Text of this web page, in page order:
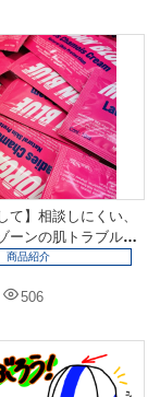
て】相談しにくい、
ーンの肌トラブルを
クリーム
506
商品紹介